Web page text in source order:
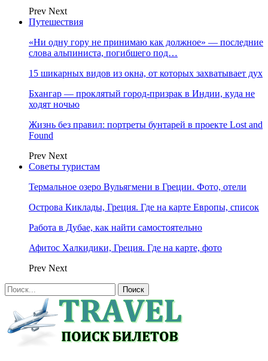
Prev Next
Путешествия
«Ни одну гору не принимаю как должное» — последние
слова альпиниста, погибшего под…
15 шикарных видов из окна, от которых захватывает дух
Бхангар — проклятый город-призрак в Индии, куда не
ходят ночью
Жизнь без правил: портреты бунтарей в проекте Lost and
Found
Prev Next
Советы туристам
Термальное озеро Вульягмени в Греции. Фото, отели
Острова Киклады, Греция. Где на карте Европы, список
Работа в Дубае, как найти самостоятельно
Афитос Халкидики, Греция. Где на карте, фото
Prev Next